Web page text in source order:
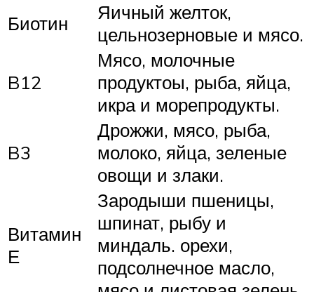
Биотин
Яичный желток,
цельнозерновые и мясо.
B12
Мясо, молочные
продуктоы, рыба, яйца,
икра и морепродукты.
B3
Дрожжи, мясо, рыба,
молоко, яйца, зеленые
овощи и злаки.
Витамин
Е
Зародыши пшеницы,
шпинат, рыбу и
миндаль. орехи,
подсолнечное масло,